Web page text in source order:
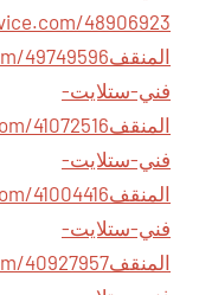
المنقف
فني-ستلايت-
المنقف
فني-ستلايت-
المنقف
فني-ستلايت-
المنقف